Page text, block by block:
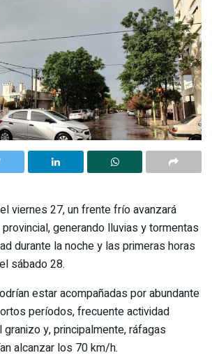
viernes 27, un frente frío avanzará
generando lluvias y tormentas
durante la noche y las primeras horas
sábado 28.
estar acompañadas por abundante
períodos, frecuente actividad
y, principalmente, ráfagas
alcanzar los 70 km/h.